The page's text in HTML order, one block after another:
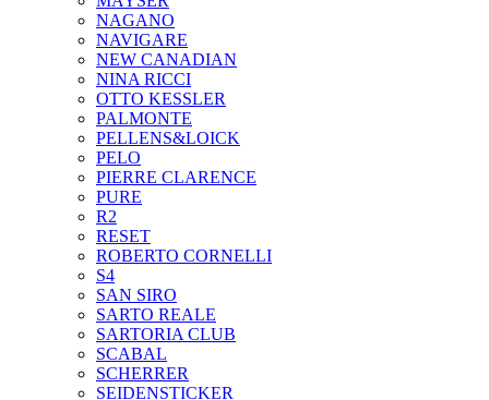
NAGANO
NAVIGARE
NEW CANADIAN
NINA RICCI
OTTO KESSLER
PALMONTE
PELLENS&LOICK
PELO
PIERRE CLARENCE
PURE
R2
RESET
ROBERTO CORNELLI
S4
SAN SIRO
SARTO REALE
SARTORIA CLUB
SCABAL
SCHERRER
SEIDENSTICKER